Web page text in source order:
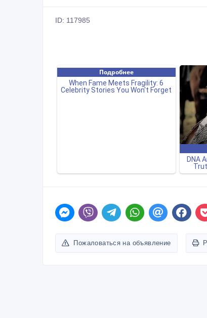
ID: 117985
Пожаловаться на объявление